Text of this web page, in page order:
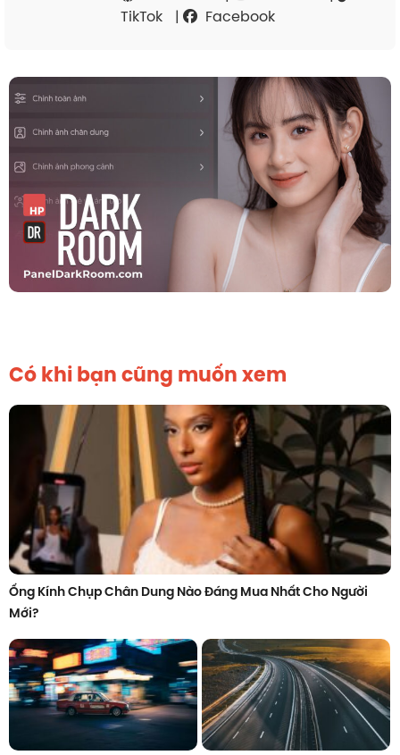
TikTok
| Facebook
Có khi bạn cũng muốn xem
Ống Kính Chụp Chân Dung Nào Đáng Mua Nhất Cho Người
Mới?